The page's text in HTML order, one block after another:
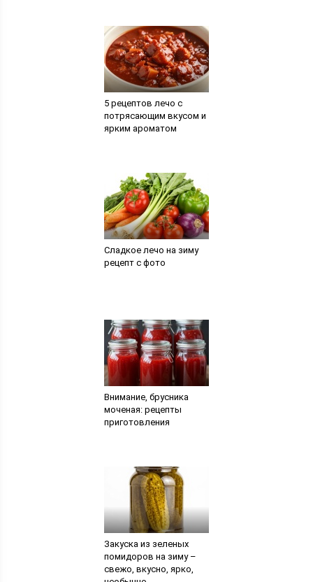
5 рецептов лечо с
потрясающим вкусом и
ярким ароматом
Сладкое лечо на зиму
рецепт с фото
Внимание, брусника
моченая: рецепты
приготовления
Закуска из зеленых
помидоров на зиму –
свежо, вкусно, ярко,